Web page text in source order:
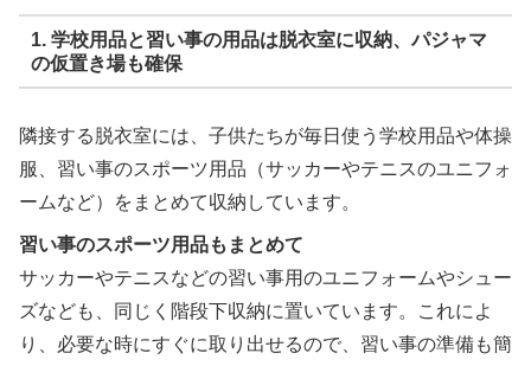
1. 学校用品と習い事の用品は脱衣室に収納、パジャマ
の仮置き場も確保
隣接する脱衣室には、子供たちが毎日使う学校用品や体操
服、習い事のスポーツ用品（サッカーやテニスのユニフォ
ームなど）をまとめて収納しています。
習い事のスポーツ用品もまとめて
サッカーやテニスなどの習い事用のユニフォームやシュー
ズなども、同じく階段下収納に置いています。これによ
り、必要な時にすぐに取り出せるので、習い事の準備も簡